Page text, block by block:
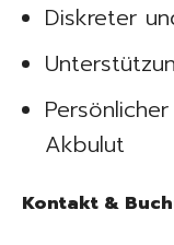
Diskreter
Akbulut
Kontakt &